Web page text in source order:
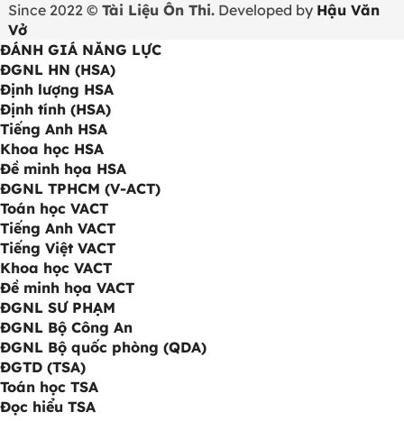
Since 2022 © Tài Liệu Ôn Thi.Developed by Hậu Văn
Vở
ĐÁNH GIÁ NĂNG LỰC
ĐGNL HN (HSA)
Định lượng HSA
Định tính (HSA)
Tiếng Anh HSA
Khoa học HSA
Đề minh họa HSA
ĐGNL TPHCM (V-ACT)
Toán học VACT
Tiếng Anh VACT
Tiếng Việt VACT
Khoa học VACT
Đề minh họa VACT
ĐGNL SƯ PHẠM
ĐGNL Bộ Công An
ĐGNL Bộ quốc phòng (QDA)
ĐGTD (TSA)
Toán học TSA
Đọc hiểu TSA